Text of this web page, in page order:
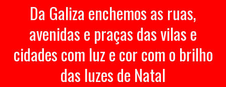
Da Galiza enchemos as ruas,
avenidas e praças das vilas e
cidades com luz e cor com o brilho
das luzes de Natal